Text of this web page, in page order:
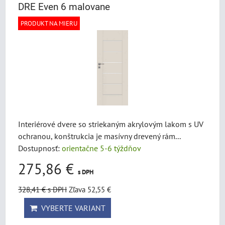
DRE Even 6 malovane
PRODUKT NA MIERU
Interiérové dvere so striekaným akrylovým lakom s UV
ochranou, konštrukcia je masívny drevený rám...
Dostupnosť: orientačne 5-6 týždňov
275,86 € s DPH
328,41 €s DPH Zľava 52,55 €
VYBERTE VARIANT